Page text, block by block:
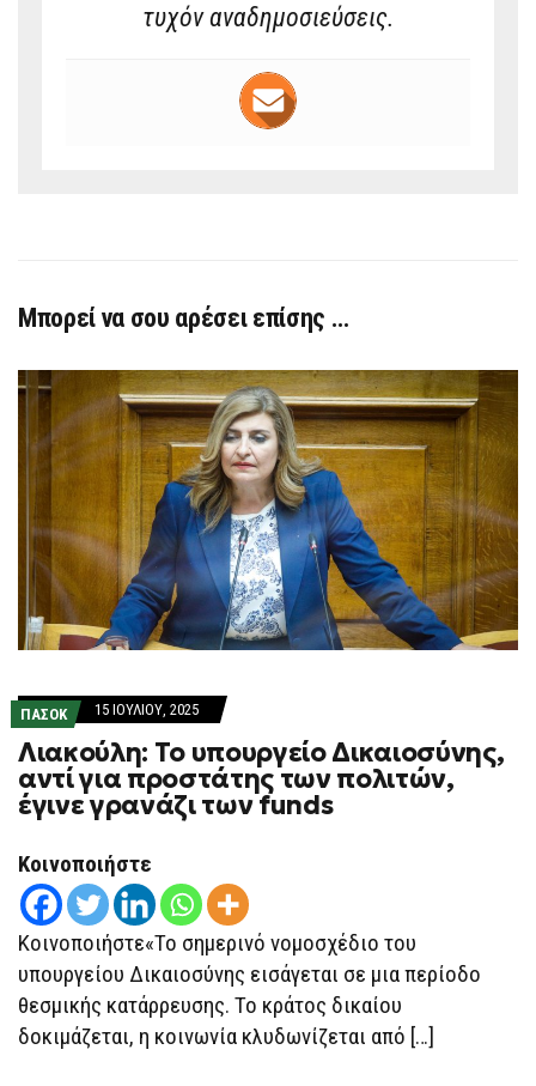
τυχόν αναδημοσιεύσεις.
Μπορεί να σου αρέσει επίσης …
ΠΑΣΟΚ 15 ΙΟΥΛΊΟΥ, 2025
Λιακούλη: Το υπουργείο Δικαιοσύνης,
αντί για προστάτης των πολιτών,
έγινε γρανάζι των funds
Κοινοποιήστε
Κοινοποιήστε«Το σημερινό νομοσχέδιο του
υπουργείου Δικαιοσύνης εισάγεται σε μια περίοδο
θεσμικής κατάρρευσης. Το κράτος δικαίου
δοκιμάζεται, η κοινωνία κλυδωνίζεται από […]